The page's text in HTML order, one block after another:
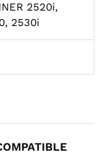
2520i,
2530i